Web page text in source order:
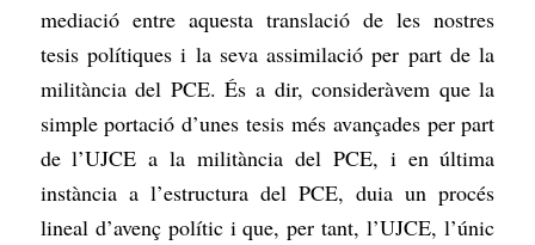
mediació entre aquesta translació de les nostres
tesis polítiques i la seva assimilació per part de la
militància del PCE. És a dir, consideràvem que la
simple portació d’unes tesis més avançades per part
de l’UJCE a la militància del PCE, i en última
instància a l’estructura del PCE, duia un procés
lineal d’avenç polític i que, per tant, l’UJCE, l’únic